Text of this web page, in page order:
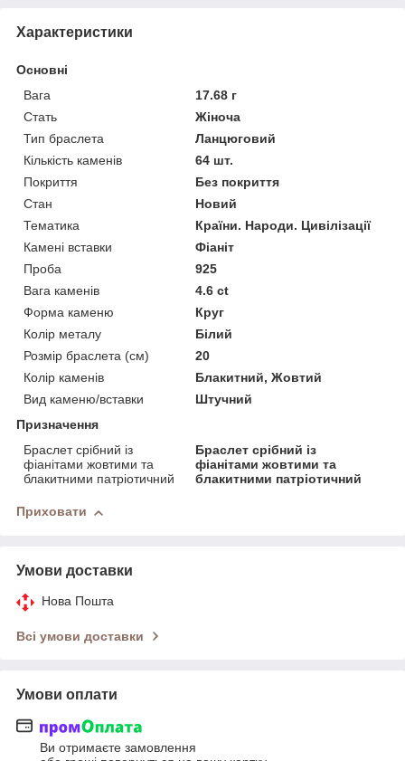
Характеристики
Основні
Вага
17.68 г
Стать
Жіноча
Тип браслета
Ланцюговий
Кількість каменів
64 шт.
Покриття
Без покриття
Стан
Новий
Тематика
Країни. Народи. Цивілізації
Камені вставки
Фіаніт
Проба
925
Вага каменів
4.6 ct
Форма каменю
Круг
Колір металу
Білий
Розмір браслета (см)
20
Колір каменів
Блакитний, Жовтий
Вид каменю/вставки
Штучний
Призначення
Браслет срібний із
фіанітами жовтими та
блакитними патріотичний
Браслет срібний із
фіанітами жовтими та
блакитними патріотичний
Приховати
Умови доставки
Нова Пошта
Всі умови доставки
Умови оплати
Ви отримаєте замовлення